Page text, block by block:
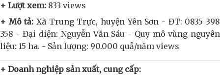
+ Lượt xem: 833 views
+ Mô tả: Xã Trung Trực, huyện Yên Sơn - ĐT: 0835 398
358 - Đại diện: Nguyễn Văn Sáu - Quy mô vùng nguyên
liệu: 15 ha. - Sản lượng: 90.000 quả/năm views
+ Doanh nghiệp sản xuất, cung cấp: